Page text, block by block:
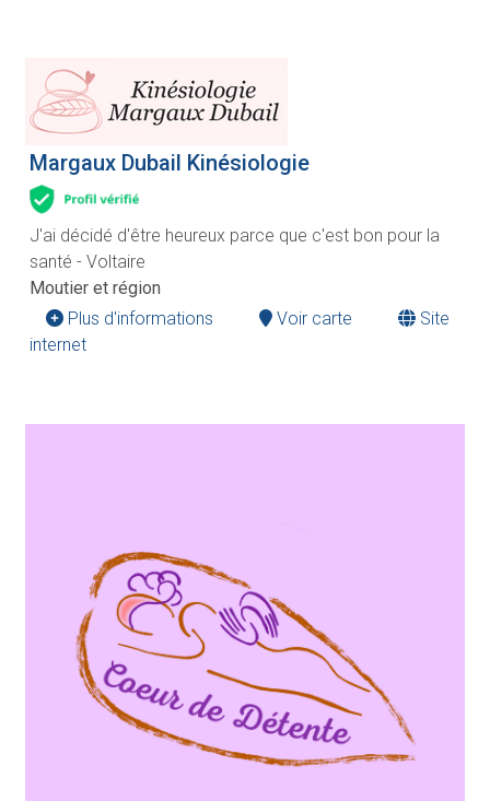
Margaux Dubail Kinésiologie
J'ai décidé d'être heureux parce que c'est bon pour la
santé - Voltaire
Moutier et région
Plus d'informations
Voir carte
Site
internet